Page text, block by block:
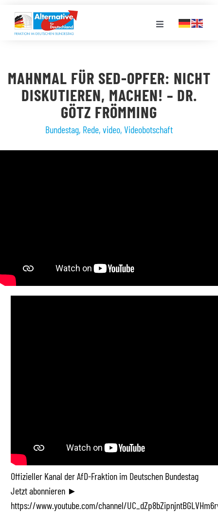
Inhalt
springen
Toggle
LANDESGRUPPEN
VERANSTALTUNGEN
PRESSE
MAHNMAL FÜR SED-OPFER: NICHT
DISKUTIEREN, MACHEN! – DR.
GÖTZ FRÖMMING
Bundestag, Rede, video, Videobotschaft
Offizieller Kanal der AfD-Fraktion im Deutschen Bundestag
Jetzt abonnieren ►
https://www.youtube.com/channel/